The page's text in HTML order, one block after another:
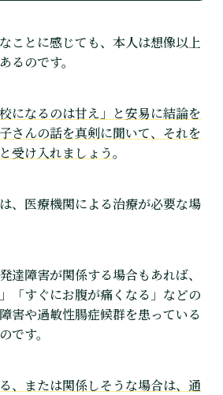
ことに感じても、本人は想像以上
るのです。
になるのは甘え」と安易に結論を
さんの話を真剣に聞いて、それを
受け入れましょう。
、医療機関による治療が必要な場
達障害が関係する場合もあれば、
「すぐにお腹が痛くなる」などの
害や過敏性腸症候群を患っている
です。
、または関係しそうな場合は、通